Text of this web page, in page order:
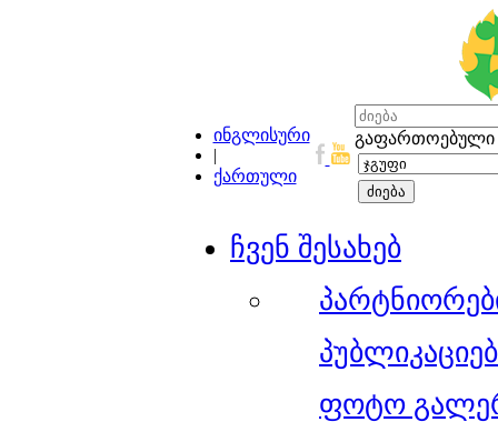
ინგლისური
|
ქართული
გაფართოებული
ჩვენ შესახებ
ფოტო